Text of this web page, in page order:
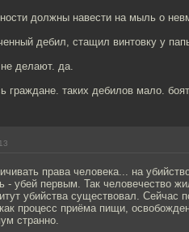
должны навести на мыль о
дебил, стащил винтовку у
делают. да.
граждане. таких дебилов мало.
права человека... на
убей первым. Так человечество
убийства существовал. Сейчас
процесс приёма пищи,
странно.